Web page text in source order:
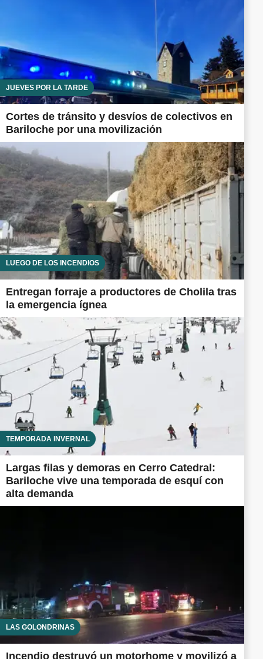
JUEVES POR LA TARDE
Cortes de tránsito y desvíos de colectivos en
Bariloche por una movilización
LUEGO DE LOS INCENDIOS
Entregan forraje a productores de Cholila tras
la emergencia ígnea
TEMPORADA INVERNAL
Largas filas y demoras en Cerro Catedral:
Bariloche vive una temporada de esquí con
alta demanda
LAS GOLONDRINAS
Incendio destruyó un motorhome y movilizó a